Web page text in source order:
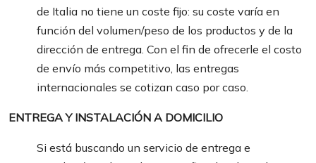
de Italia no tiene un coste fijo: su coste varía en
función del volumen/peso de los productos y de la
dirección de entrega. Con el fin de ofrecerle el costo
de envío más competitivo, las entregas
internacionales se cotizan caso por caso.
ENTREGA Y INSTALACIÓN A DOMICILIO
Si está buscando un servicio de entrega e